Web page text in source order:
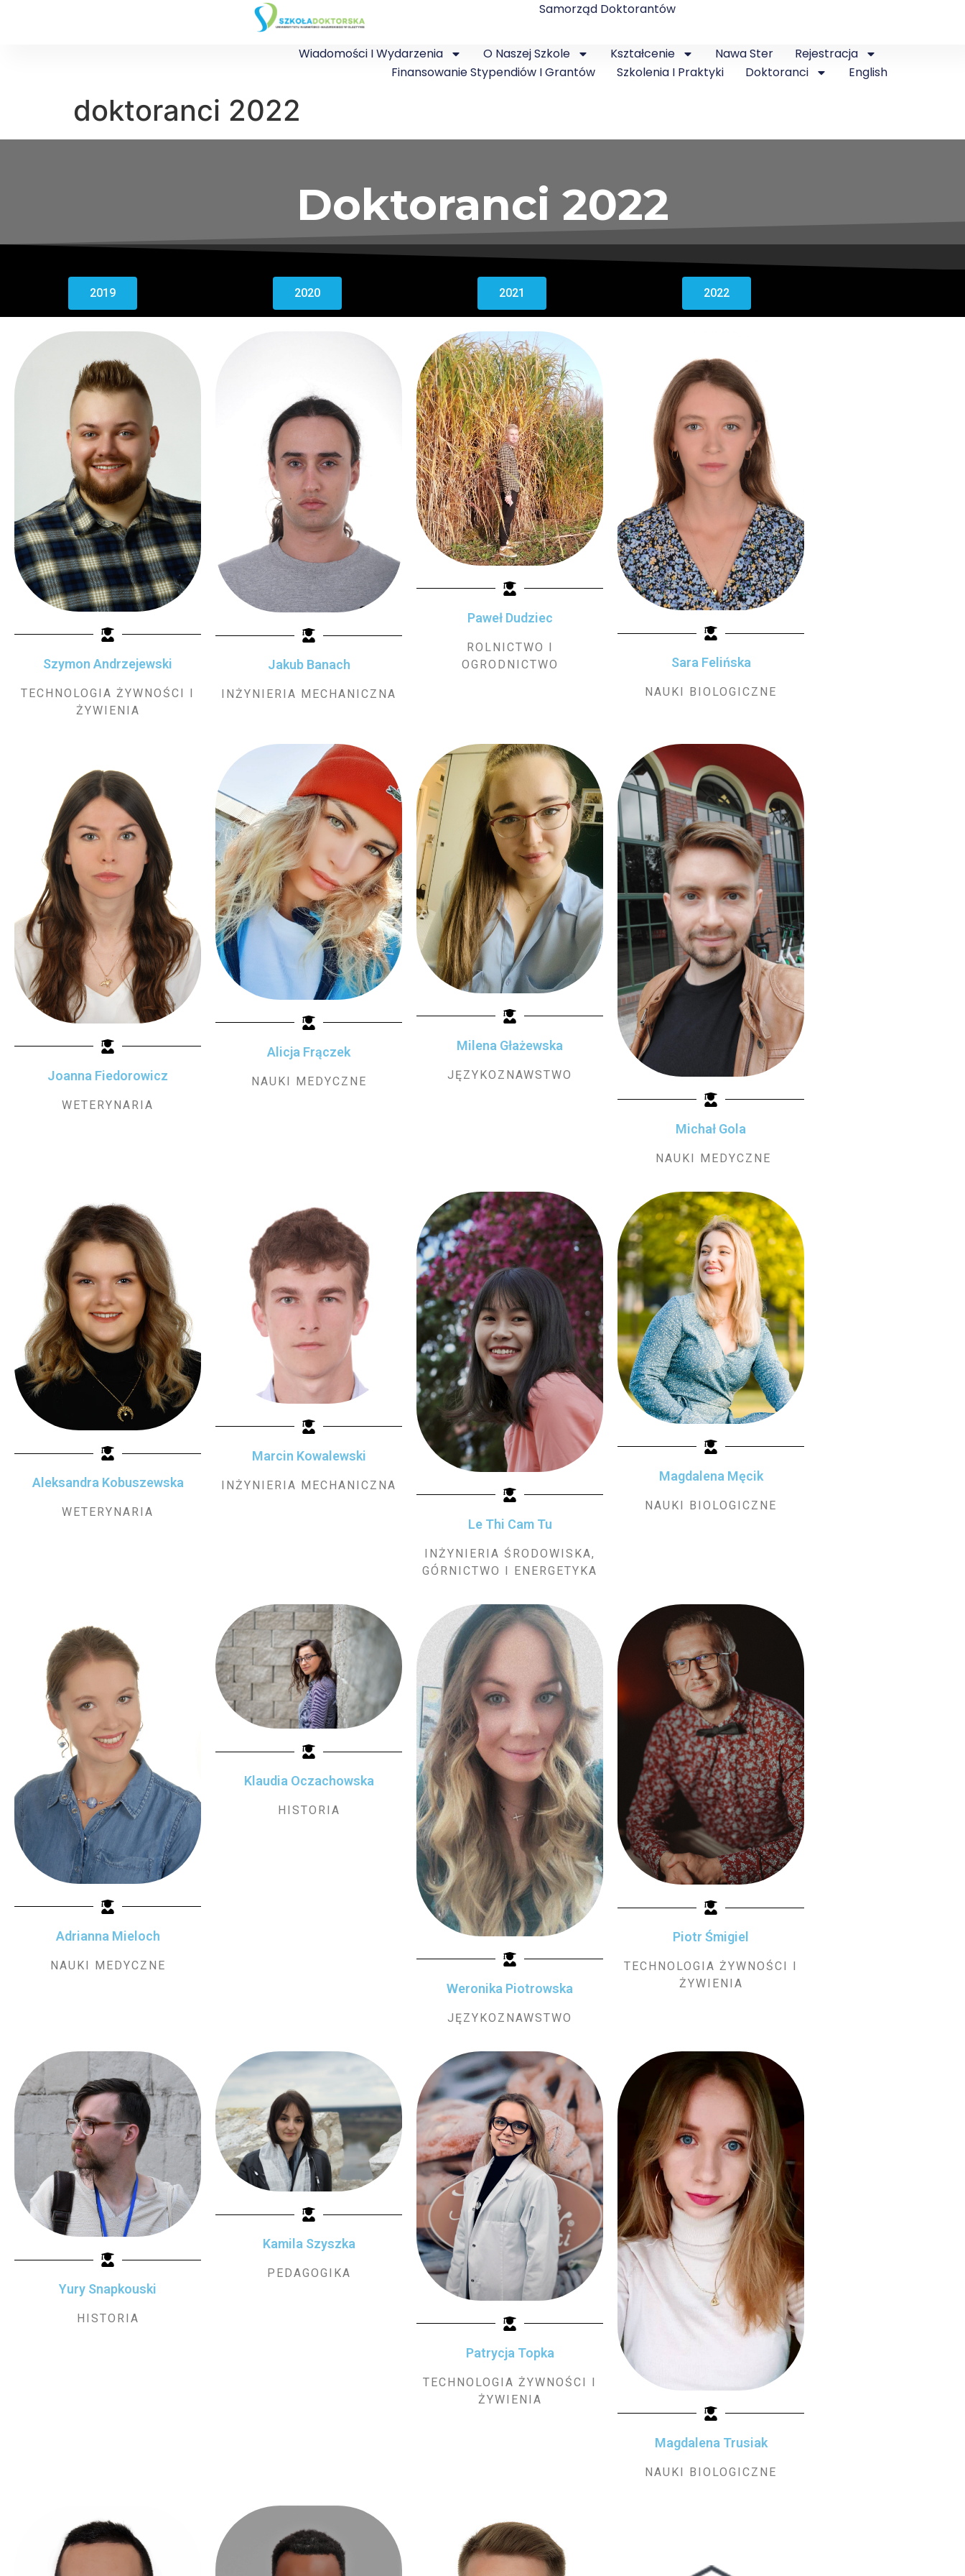
Samorząd Doktorantów
Wiadomości I Wydarzenia O Naszej Szkole Kształcenie Nawa Ster
Rejestracja
Finansowanie Stypendiów I Grantów
Szkolenia I Praktyki Doktoranci English
doktoranci 2022
Doktoranci 2022
2019 2020 2021 2022
Szymon Andrzejewski
TECHNOLOGIA ŻYWNOŚCI I
ŻYWIENIA
Jakub Banach
INŻYNIERIA MECHANICZNA
Paweł Dudziec
ROLNICTWO I
OGRODNICTWO
Sara Felińska
NAUKI BIOLOGICZNE
Joanna Fiedorowicz
WETERYNARIA
Alicja Frączek
NAUKI MEDYCZNE
Milena Głażewska
JĘZYKOZNAWSTWO
Michał Gola
NAUKI MEDYCZNE
Aleksandra Kobuszewska
WETERYNARIA
Marcin Kowalewski
INŻYNIERIA MECHANICZNA
Le Thi Cam Tu
INŻYNIERIA ŚRODOWISKA,
GÓRNICTWO I ENERGETYKA
Magdalena Męcik
NAUKI BIOLOGICZNE
Adrianna Mieloch
NAUKI MEDYCZNE
Klaudia Oczachowska
HISTORIA
Weronika Piotrowska
JĘZYKOZNAWSTWO
Piotr Śmigiel
TECHNOLOGIA ŻYWNOŚCI I
ŻYWIENIA
Yury Snapkouski
HISTORIA
Kamila Szyszka
PEDAGOGIKA
Patrycja Topka
TECHNOLOGIA ŻYWNOŚCI I
ŻYWIENIA
Magdalena Trusiak
NAUKI BIOLOGICZNE